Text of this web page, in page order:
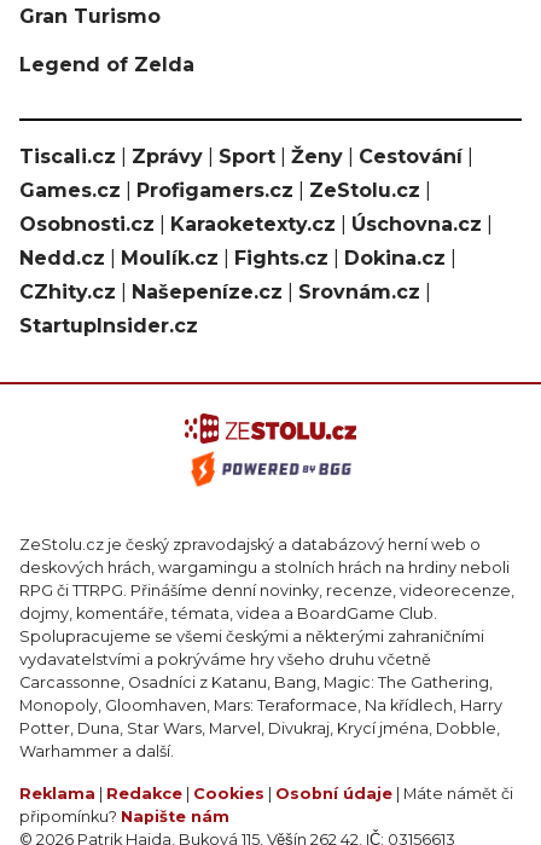
Gran Turismo
Legend of Zelda
Tiscali.cz Zprávy Sport Ženy Cestování|
Games.cz
Profigamers.cz ZeStolu.cz
Osobnosti.cz
Karaoketexty.cz Úschovna.cz
Nedd.cz
Moulík.cz Fights.cz Dokina.cz
CZhity.cz
Našepeníze.cz Srovnám.cz
StartupInsider.cz
ZeStolu.cz je český zpravodajský a databázový herní web o
deskových hrách, wargamingu a stolních hrách na hrdiny neboli
RPG či TTRPG. Přinášíme denní novinky, recenze, videorecenze,
dojmy, komentáře, témata, videa a BoardGame Club.
Spolupracujeme se všemi českými a některými zahraničními
vydavatelstvími a pokrýváme hry všeho druhu včetně
Carcassonne, Osadníci z Katanu, Bang, Magic: The Gathering,
Monopoly, Gloomhaven, Mars: Teraformace, Na křídlech, Harry
Potter, Duna, Star Wars, Marvel, Divukraj, Krycí jména, Dobble,
Warhammer a další.
Reklama Redakce Cookies Osobní údaje | Máte námět či
připomínku? Napište nám
© 2026 Patrik Hajda, Buková 115, Věšín 262 42, IČ: 03156613